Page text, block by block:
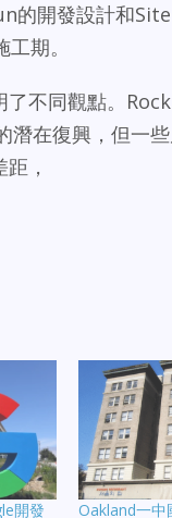
的開發設計和
期。
了不同觀點。
潛在復興，但一
，
開發
Oakland一中